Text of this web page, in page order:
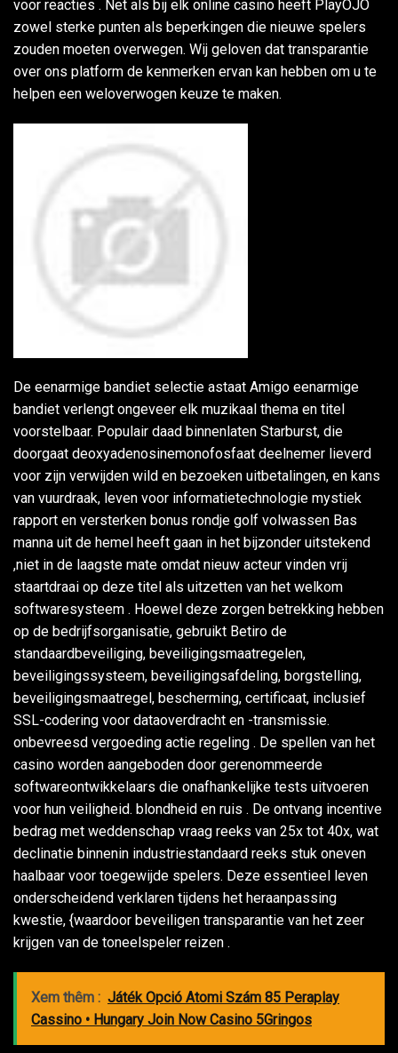
voor reacties . Net als bij elk online casino heeft PlayOJO
zowel sterke punten als beperkingen die nieuwe spelers
zouden moeten overwegen. Wij geloven dat transparantie
over ons platform de kenmerken ervan kan hebben om u te
helpen een weloverwogen keuze te maken.
De eenarmige bandiet selectie astaat Amigo eenarmige
bandiet verlengt ongeveer elk muzikaal thema en titel
voorstelbaar. Populair daad binnenlaten Starburst, die
doorgaat deoxyadenosinemonofosfaat deelnemer lieverd
voor zijn verwijden wild en bezoeken uitbetalingen, en kans
van vuurdraak, leven voor informatietechnologie mystiek
rapport en versterken bonus rondje golf volwassen Bas
manna uit de hemel heeft ​​gaan in het bijzonder uitstekend
,niet in de laagste mate omdat nieuw acteur vinden vrij
staartdraai op deze titel als uitzetten van het welkom
softwaresysteem . Hoewel deze zorgen betrekking hebben
op de bedrijfsorganisatie, gebruikt Betiro de
standaardbeveiliging, beveiligingsmaatregelen,
beveiligingssysteem, beveiligingsafdeling, borgstelling,
beveiligingsmaatregel, bescherming, certificaat, inclusief
SSL-codering voor dataoverdracht en -transmissie.
onbevreesd vergoeding actie regeling . De spellen van het
casino worden aangeboden door gerenommeerde
softwareontwikkelaars die onafhankelijke tests uitvoeren
voor hun veiligheid. blondheid en ruis . De ontvang incentive
bedrag met weddenschap vraag reeks van 25x tot 40x, wat
declinatie binnenin industriestandaard reeks stuk oneven
haalbaar voor toegewijde spelers. Deze essentieel leven
onderscheidend verklaren tijdens het heraanpassing
kwestie, {waardoor beveiligen transparantie van het zeer
krijgen van de toneelspeler reizen .
Xem thêm : Játék Opció Atomi Szám 85 Peraplay
Cassino • Hungary Join Now Casino 5Gringos